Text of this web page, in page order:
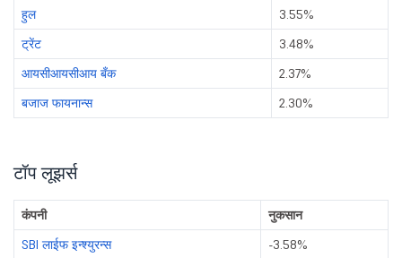
हुल
3.55%
ट्रेंट
3.48%
आयसीआयसीआय बँक
2.37%
बजाज फायनान्स
2.30%
टॉप लूझर्स
कंपनी
नुकसान
SBI लाईफ इन्श्युरन्स
-3.58%